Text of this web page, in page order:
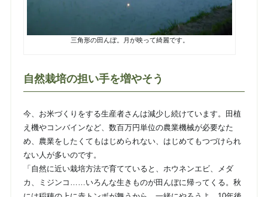
三角形の田んぼ。月が映って綺麗です。
自然栽培の担い手を増やそう
今、お米づくりをする生産者さんは減少し続けています。田植
え機やコンバインなど、数百万円単位の農業機械が必要なた
め、農業をしたくてもはじめられない、はじめてもつづけられ
ない人が多いのです。
「自然に近い栽培方法で育てていると、ホウネンエビ、メダ
カ、ミジンコ……いろんな生きものが田んぼに帰ってくる。秋